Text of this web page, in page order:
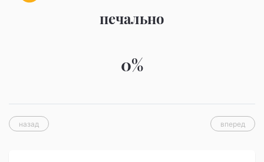
печально
0%
назад вперед